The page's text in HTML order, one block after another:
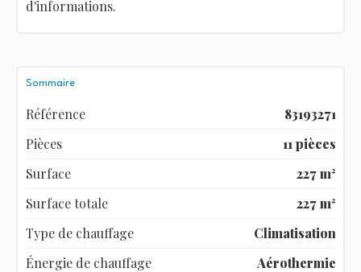
d'informations.
Sommaire
Référence
83193271
Pièces
11 pièces
Surface
227 m²
Surface totale
227 m²
Type de chauffage
Climatisation
Énergie de chauffage
Aérothermie